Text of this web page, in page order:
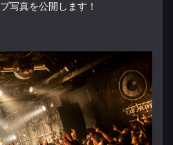
写真を公開します！